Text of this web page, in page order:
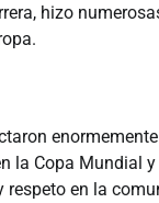
hizo
la Copa Mundial
respeto en la